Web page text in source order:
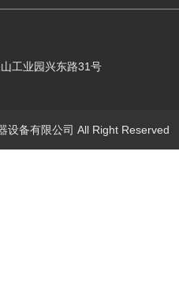
工业园兴东路31号
设备有限公司 All Right